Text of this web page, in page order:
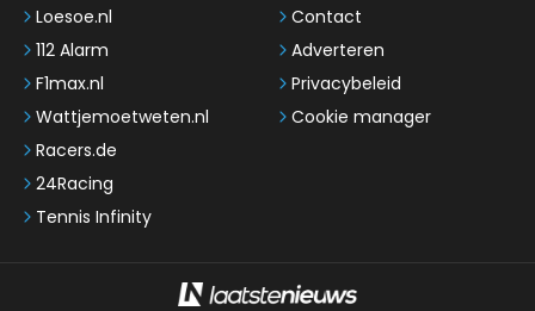
Loesoe.nl
112 Alarm
F1max.nl
Wattjemoetweten.nl
Racers.de
24Racing
Tennis Infinity
Contact
Adverteren
Privacybeleid
Cookie manager